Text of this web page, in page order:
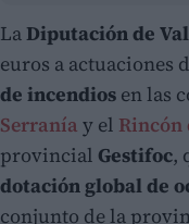
LaDiputación de
euros a actuaciones
de incendios en las
Serranía y el Rincón
provincial Gestifoc,
dotación global de
conjunto de la